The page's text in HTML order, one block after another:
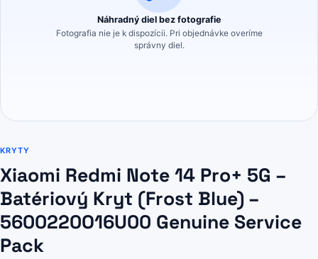
Náhradný diel bez fotografie
Fotografia nie je k dispozícii. Pri objednávke overíme
správny diel.
KRYTY
Xiaomi Redmi Note 14 Pro+ 5G –
Batériový Kryt (Frost Blue) –
5600220O16U00 Genuine Service
Pack